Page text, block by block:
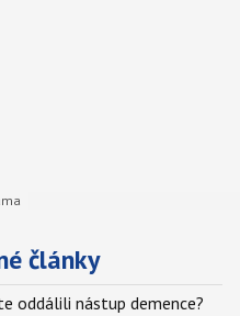
články
oddálili nástup demence?